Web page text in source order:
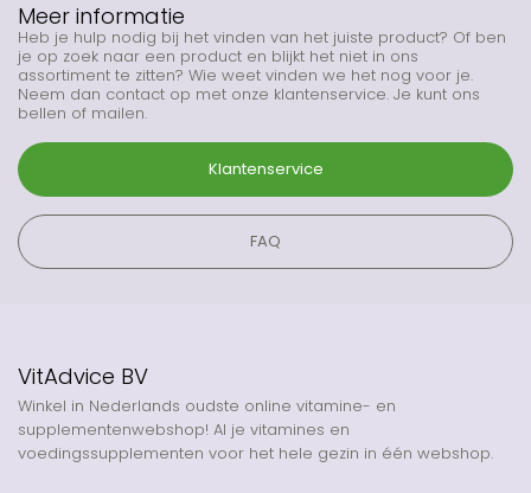
Meer informatie
Heb je hulp nodig bij het vinden van het juiste product? Of ben
je op zoek naar een product en blijkt het niet in ons
assortiment te zitten? Wie weet vinden we het nog voor je.
Neem dan contact op met onze klantenservice. Je kunt ons
bellen of mailen.
Klantenservice
FAQ
VitAdvice BV
Winkel in Nederlands oudste online vitamine- en
supplementenwebshop! Al je vitamines en
voedingssupplementen voor het hele gezin in één webshop.